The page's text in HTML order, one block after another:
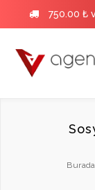
750.00 ₺